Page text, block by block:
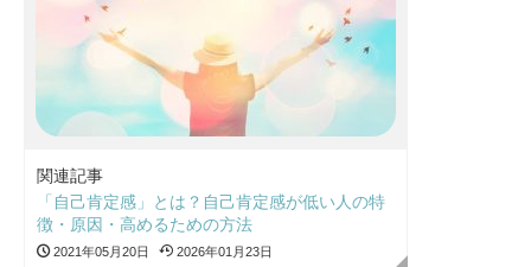
関連記事
「自己肯定感」とは？自己肯定感が低い人の特
徴・原因・高めるための方法
2021年05月20日 2026年01月23日